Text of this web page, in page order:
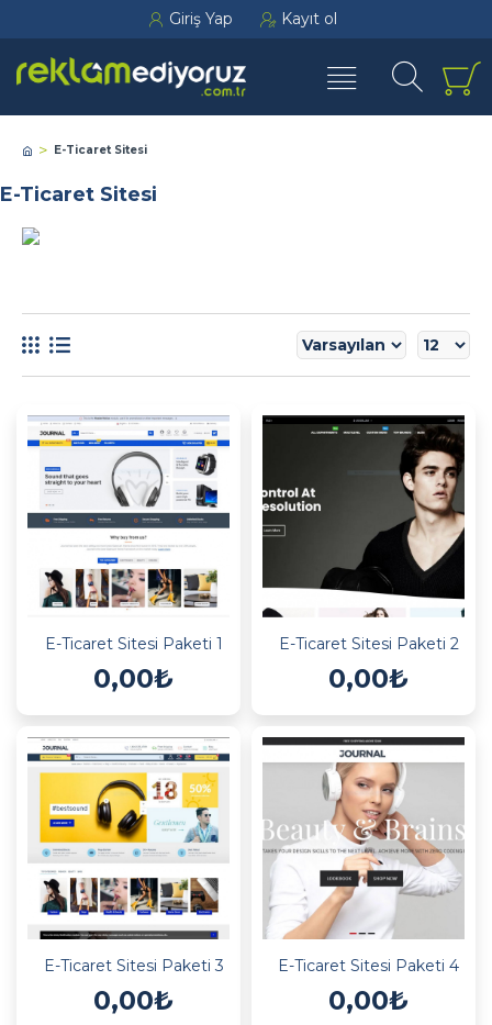
Giriş Yap Kayıt ol
E-Ticaret Sitesi
E-Ticaret Sitesi
E-Ticaret Sitesi Paketi 1
0,00₺
E-Ticaret Sitesi Paketi 2
0,00₺
E-Ticaret Sitesi Paketi 3
0,00₺
E-Ticaret Sitesi Paketi 4
0,00₺